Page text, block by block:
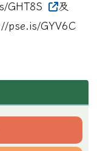
GHT8S
及
pse.is/GYV6C